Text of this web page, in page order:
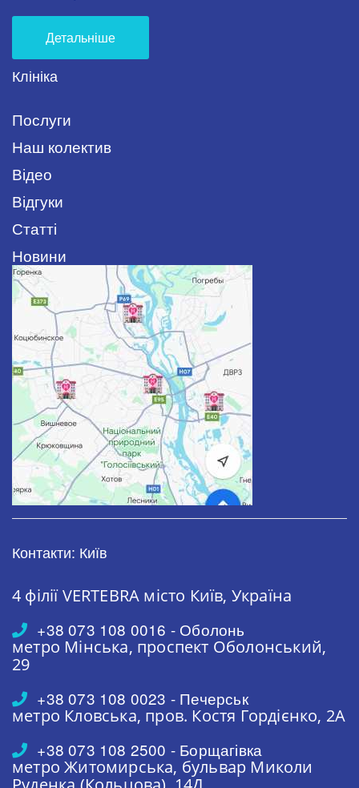
Детальніше
Клініка
Послуги
Наш колектив
Відео
Відгуки
Статті
Новини
Контакти: Київ
4 філії VERTEBRA місто Київ, Україна
+38 073 108 0016 - Оболонь
метро Мінська, проспект Оболонський,
29
+38 073 108 0023 - Печерськ
метро Кловська, пров. Костя Гордієнко, 2А
+38 073 108 2500 - Борщагівка
метро Житомирська, бульвар Миколи